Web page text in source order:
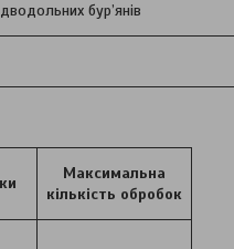
бур’янів
Максимальна
кількість обробок